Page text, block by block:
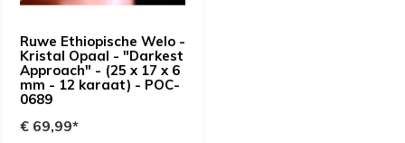
Ruwe Ethiopische Welo -
Kristal Opaal - "Darkest
Approach" - (25 x 17 x 6
mm - 12 karaat) - POC-
0689
€ 69,99*